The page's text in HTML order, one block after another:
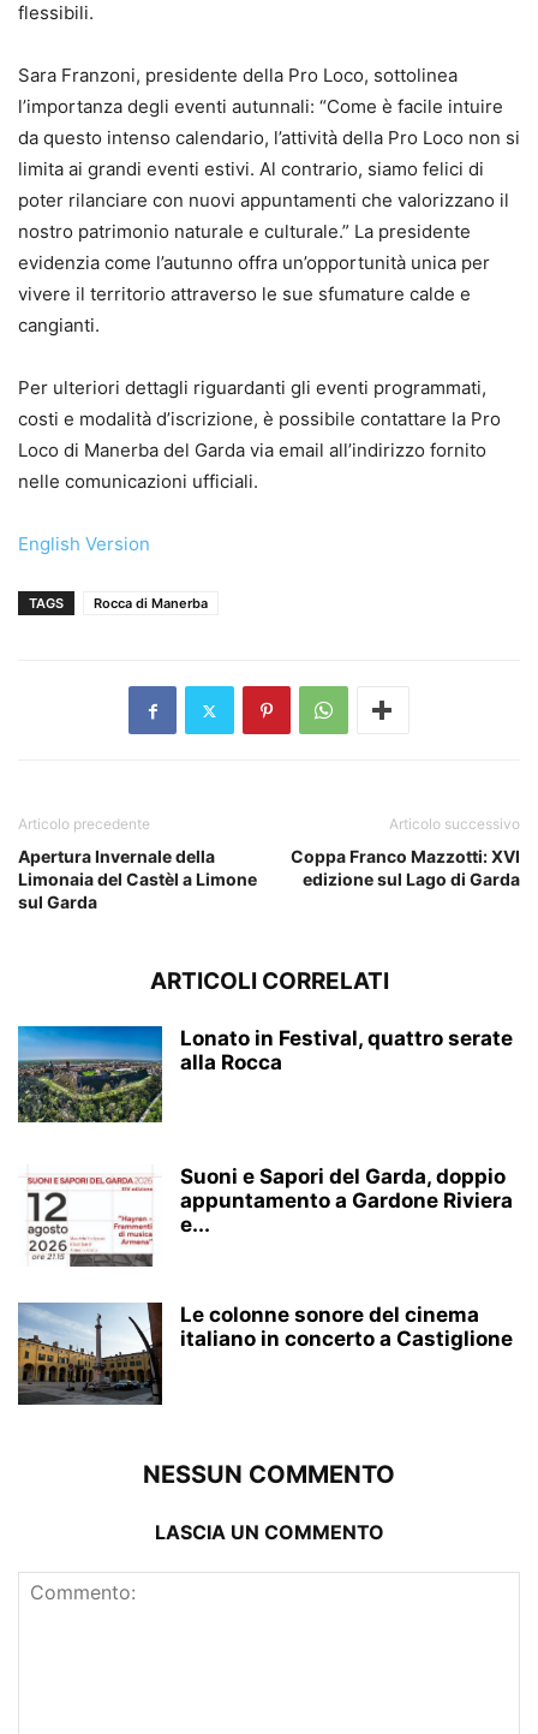
flessibili.
Sara Franzoni, presidente della Pro Loco, sottolinea
l’importanza degli eventi autunnali: “Come è facile intuire
da questo intenso calendario, l’attività della Pro Loco non si
limita ai grandi eventi estivi. Al contrario, siamo felici di
poter rilanciare con nuovi appuntamenti che valorizzano il
nostro patrimonio naturale e culturale.” La presidente
evidenzia come l’autunno offra un’opportunità unica per
vivere il territorio attraverso le sue sfumature calde e
cangianti.
Per ulteriori dettagli riguardanti gli eventi programmati,
costi e modalità d’iscrizione, è possibile contattare la Pro
Loco di Manerba del Garda via email all’indirizzo fornito
nelle comunicazioni ufficiali.
English Version
TAGS Rocca di Manerba
Articolo precedente
Apertura Invernale della
Limonaia del Castèl a Limone
sul Garda
Articolo successivo
Coppa Franco Mazzotti: XVI
edizione sul Lago di Garda
ARTICOLI CORRELATI
Lonato in Festival, quattro serate
alla Rocca
Suoni e Sapori del Garda, doppio
appuntamento a Gardone Riviera
e...
Le colonne sonore del cinema
italiano in concerto a Castiglione
NESSUN COMMENTO
LASCIA UN COMMENTO